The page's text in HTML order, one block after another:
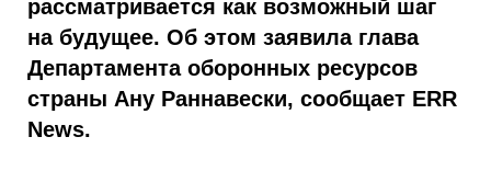
рассматривается как возможный шаг
на будущее. Об этом заявила глава
Департамента оборонных ресурсов
страны Ану Раннавески, сообщает ERR
News.